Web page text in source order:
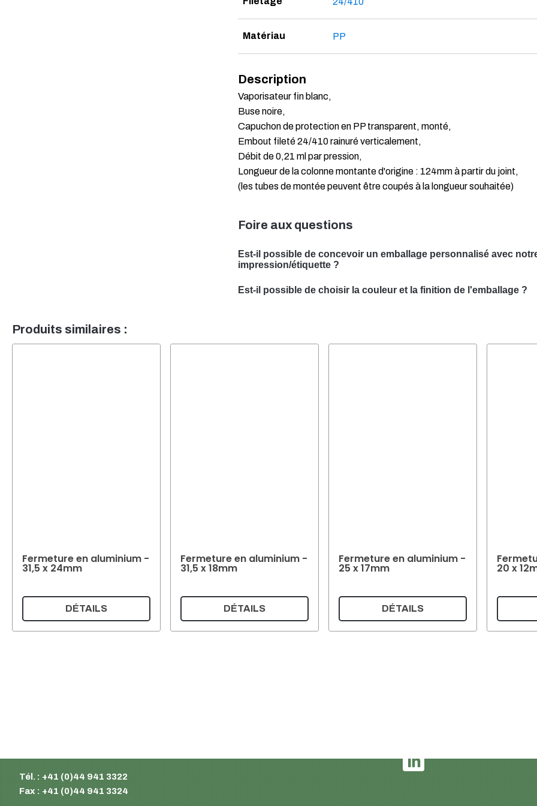
Matériau PP
Description
Vaporisateur fin blanc,
Buse noire,
Capuchon de protection en PP transparent, monté,
Embout fileté 24/410 rainuré verticalement,
Débit de 0,21 ml par pression,
Longueur de la colonne montante d'origine : 124mm à partir du joint,
(les tubes de montée peuvent être coupés à la longueur souhaitée)
Foire aux questions
Est-il possible de concevoir un emballage personnalisé avec
impression/étiquette ?
est spécialisée dans la conception de solutions d'emballage sur
Est-il possible de choisir la couleur et la finition de l'emballage ?
Produits similaires :
Fermeture en aluminium -
31,5 x 24mm
DÉTAILS
Fermeture en aluminium -
31,5 x 18mm
DÉTAILS
Fermeture en aluminium -
25 x 17mm
DÉTAILS
20 x
Tél. : +41 (0)44 941 3322
Fax : +41 (0)44 941 3324